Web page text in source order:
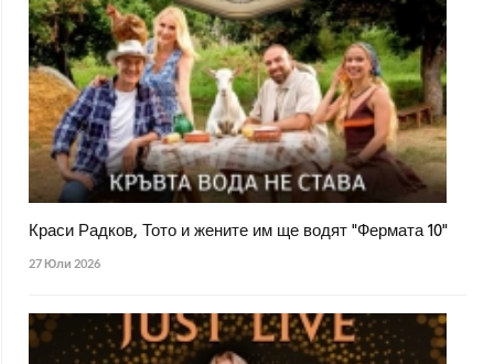
Краси Радков, Тото и жените им ще водят "Фермата 10"
27 Юли 2026